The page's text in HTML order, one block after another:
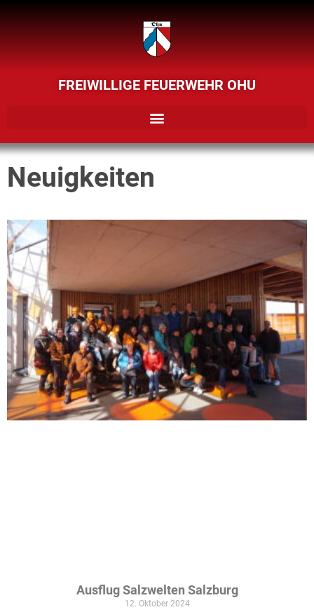
FREIWILLIGE FEUERWEHR OHU
Neuigkeiten
Ausflug Salzwelten Salzburg
12. Oktober 2024